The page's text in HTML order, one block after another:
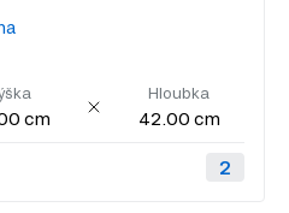
cm
Hloubka
42.00 cm